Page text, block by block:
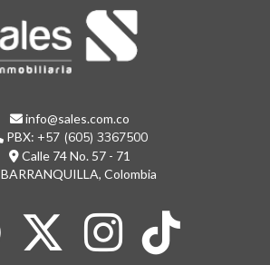
info@sales.com.co
PBX: +57 (605) 3367500
Calle 74 No. 57 - 71
BARRANQUILLA, Colombia